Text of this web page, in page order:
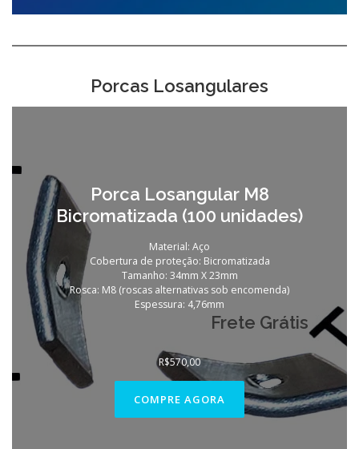
Porcas Losangulares
Porca Losangular M8
Bicromatizada (100 unidades)
Material: Aço
Cobertura de proteção: Bicromatizada
Tamanho: 34mm X 23mm
Rosca: M8 (roscas alternativas sob encomenda)
Espessura: 4,76mm
Frete Grátis
R$570,00
COMPRE AGORA